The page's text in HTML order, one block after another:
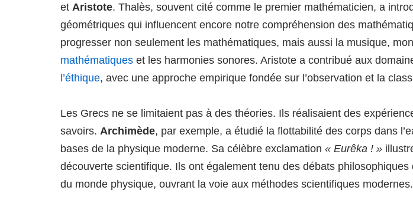
et Aristote. Thalès, souvent cité comme le premier mathématicien, a
géométriques qui influencent encore notre compréhension des
progresser non seulement les mathématiques, mais aussi la musique,
mathématiques et les harmonies sonores. Aristote a contribué aux
l’éthique, avec une approche empirique fondée sur l’observation et la
Les Grecs ne se limitaient pas à des théories. Ils réalisaient des
savoirs. Archimède, par exemple, a étudié la flottabilité des corps dans
bases de la physique moderne. Sa célèbre exclamation « Eurêka ! »
découverte scientifique. Ils ont également tenu des débats
du monde physique, ouvrant la voie aux méthodes scientifiques modernes.